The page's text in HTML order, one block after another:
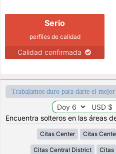
Serio
perfiles de calidad
Calidad confirmada
Trabajamos duro para darte el
Encuentra solteros en las áreas
Citas Center Citas
Citas Central District Citas